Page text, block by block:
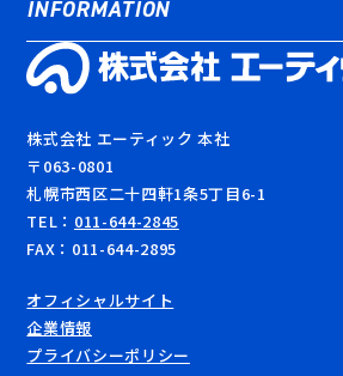
株式会社 エーティック 本社
〒063-0801
札幌市西区二十四軒1条5丁目6-1
TEL： 011-644-2845
FAX：011-644-2895
オフィシャルサイト
企業情報
プライバシーポリシー
EPISODE#01 EPISODE#02
EPISODE#03
INFORMATION